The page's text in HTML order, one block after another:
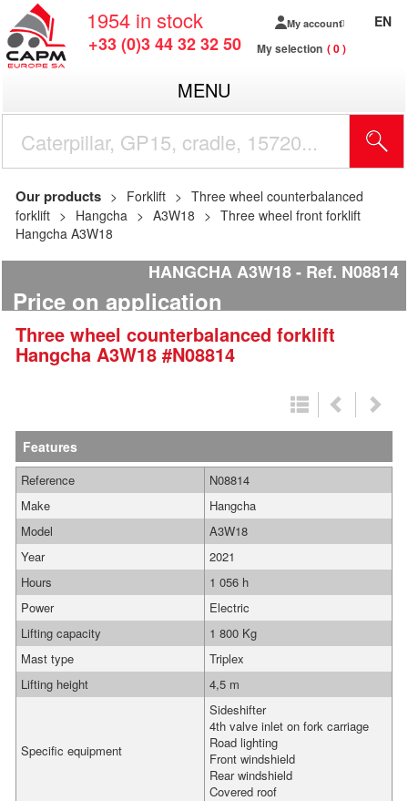
1954 in stock
+33 (0)3 44 32 32 50
My account
My selection 0
EN
MENU
Our products Forklift
Three wheel counterbalanced
forklift
Hangcha A3W18
Three wheel front forklift
Hangcha A3W18
HANGCHA A3W18 Ref. N08814
Price on application
Three wheel counterbalanced forklift
Hangcha A3W18 #N08814
Features
Reference
N08814
Make
Hangcha
Model
A3W18
Year
2021
Hours
1 056 h
Power
Electric
Lifting capacity
1 800 Kg
Mast type
Triplex
Lifting height
4,5 m
Specific equipment
Sideshifter
4th valve inlet on fork carriage
Road lighting
Front windshield
Rear windshield
Covered roof